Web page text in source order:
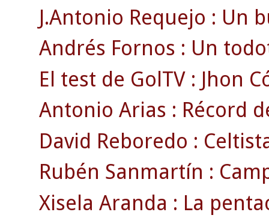
J.Antonio Requejo : Un
Andrés Fornos : Un
El test de GolTV : Jhon
Antonio Arias : Récord
David Reboredo :
Rubén Sanmartín :
Xisela Aranda : La